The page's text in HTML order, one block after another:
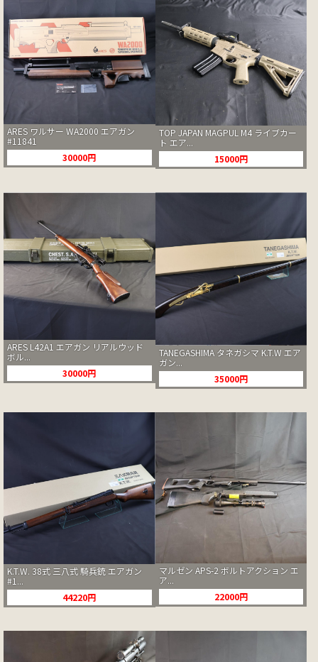
ARES ワルサー WA2000 エアガン
#11841
30000円
TOP JAPAN MAGPUL M4 ライブカー
ト エア...
15000円
ARES L42A1 エアガン リアルウッド
ボル...
30000円
TANEGASHIMA タネガシマ K.T.W エア
ガン...
35000円
K.T.W. 38式 三八式 騎兵銃 エアガン
#1...
44220円
マルゼン APS-2 ボルトアクション エ
ア...
22000円